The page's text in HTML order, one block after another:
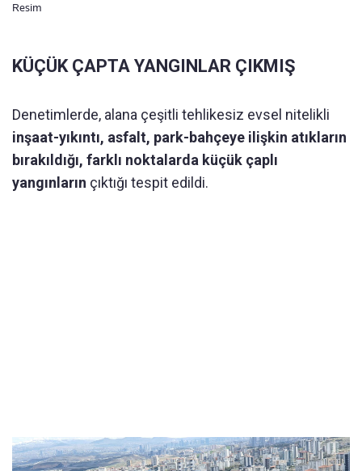
Resim
KÜÇÜK ÇAPTA YANGINLAR ÇIKMIŞ
Denetimlerde, alana çeşitli tehlikesiz evsel nitelikli
inşaat-yıkıntı, asfalt, park-bahçeye ilişkin atıkların
bırakıldığı, farklı noktalarda küçük çaplı
yangınların çıktığı tespit edildi.